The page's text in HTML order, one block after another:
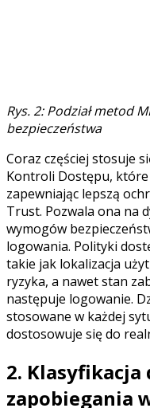
Rys. 2: Podział metod
bezpieczeństwa
Coraz częściej stosuje
Kontroli Dostępu, które
zapewniając lepszą
Trust. Pozwala ona na
wymogów
logowania. Polityki
takie jak lokalizacja
ryzyka, a nawet stan
następuje logowanie.
stosowane w każdej
dostosowuje się do
2.
zapobiegania